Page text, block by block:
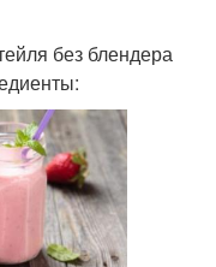
без блендера